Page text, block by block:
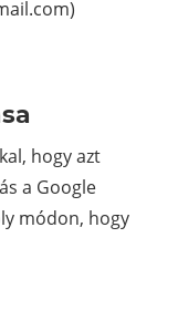
hogy azt
a Google
módon, hogy